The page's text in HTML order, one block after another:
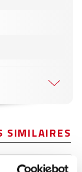
SIMILAIRES